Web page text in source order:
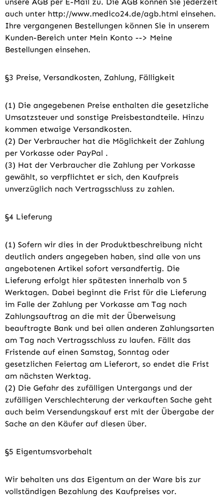
auch unter http://www.medico24.de/agb.html einsehen.
Ihre vergangenen Bestellungen können Sie in unserem
Kunden-Bereich unter Mein Konto --> Meine
Bestellungen einsehen.
§3 Preise, Versandkosten, Zahlung, Fälligkeit
(1) Die angegebenen Preise enthalten die gesetzliche
Umsatzsteuer und sonstige Preisbestandteile. Hinzu
kommen etwaige Versandkosten.
(2) Der Verbraucher hat die Möglichkeit der Zahlung
per Vorkasse oder PayPal .
(3) Hat der Verbraucher die Zahlung per Vorkasse
gewählt, so verpflichtet er sich, den Kaufpreis
unverzüglich nach Vertragsschluss zu zahlen.
§4 Lieferung
(1) Sofern wir dies in der Produktbeschreibung nicht
deutlich anders angegeben haben, sind alle von uns
angebotenen Artikel sofort versandfertig. Die
Lieferung erfolgt hier spätesten innerhalb von 5
Werktagen. Dabei beginnt die Frist für die Lieferung
im Falle der Zahlung per Vorkasse am Tag nach
Zahlungsauftrag an die mit der Überweisung
beauftragte Bank und bei allen anderen Zahlungsarten
am Tag nach Vertragsschluss zu laufen. Fällt das
Fristende auf einen Samstag, Sonntag oder
gesetzlichen Feiertag am Lieferort, so endet die Frist
am nächsten Werktag.
(2) Die Gefahr des zufälligen Untergangs und der
zufälligen Verschlechterung der verkauften Sache geht
auch beim Versendungskauf erst mit der Übergabe der
Sache an den Käufer auf diesen über.
§5 Eigentumsvorbehalt
Wir behalten uns das Eigentum an der Ware bis zur
vollständigen Bezahlung des Kaufpreises vor.